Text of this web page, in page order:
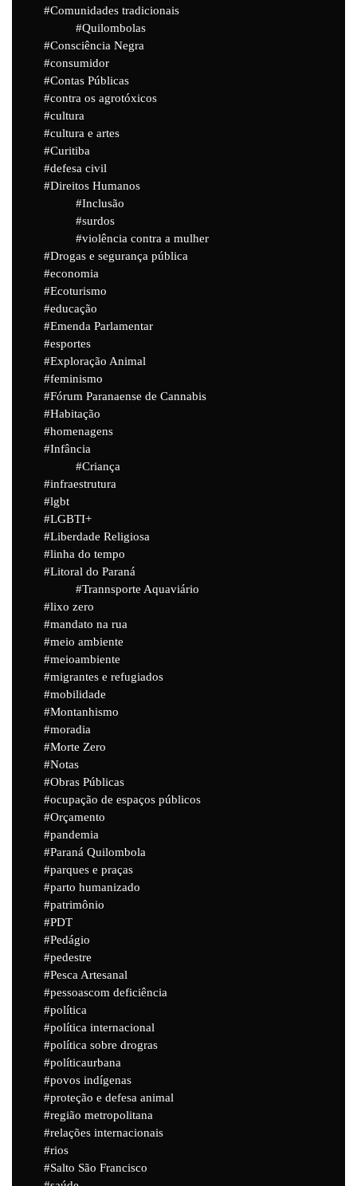
Comunidades tradicionais
Quilombolas
Consciência Negra
consumidor
Contas Públicas
contra os agrotóxicos
cultura
cultura e artes
Curitiba
defesa civil
Direitos Humanos
Inclusão
surdos
violência contra a mulher
Drogas e segurança pública
economia
Ecoturismo
educação
Emenda Parlamentar
esportes
Exploração Animal
feminismo
Fórum Paranaense de Cannabis
Habitação
homenagens
Infância
Criança
infraestrutura
lgbt
LGBTI+
Liberdade Religiosa
linha do tempo
Litoral do Paraná
Trannsporte Aquaviário
lixo zero
mandato na rua
meio ambiente
meioambiente
migrantes e refugiados
mobilidade
Montanhismo
moradia
Morte Zero
Notas
Obras Públicas
ocupação de espaços públicos
Orçamento
pandemia
Paraná Quilombola
parques e praças
parto humanizado
patrimônio
PDT
Pedágio
pedestre
Pesca Artesanal
pessoascom deficiência
política
política internacional
política sobre drogras
políticaurbana
povos indígenas
proteção e defesa animal
região metropolitana
relações internacionais
rios
Salto São Francisco